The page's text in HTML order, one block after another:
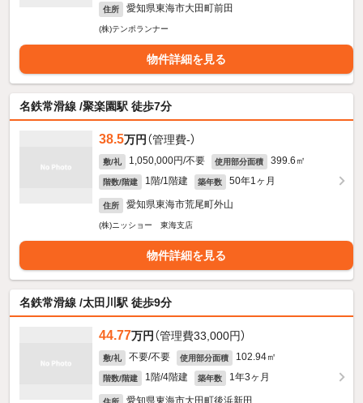
住所 愛知県東海市大田町前田
(株)テンポランナー
物件詳細を見る
名鉄常滑線 /聚楽園駅 徒歩7分
38.5万円 （管理費-）
敷/礼 1,050,000円/不要 使用部分面積 399.6㎡
階数/階建 1階/1階建 築年数 50年1ヶ月
住所 愛知県東海市荒尾町外山
(株)ニッショー 東海支店
物件詳細を見る
名鉄常滑線 /太田川駅 徒歩9分
44.77万円 （管理費33,000円）
敷/礼 不要/不要 使用部分面積 102.94㎡
階数/階建 1階/4階建 築年数 1年3ヶ月